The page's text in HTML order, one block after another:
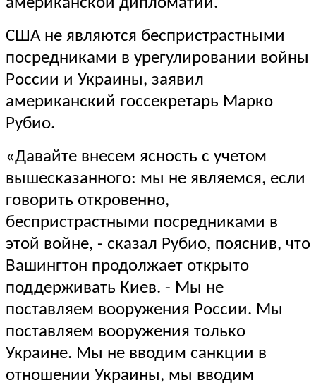
США не являются беспристрастными
посредниками в урегулировании войны
России и Украины, заявил
американский госсекретарь Марко
Рубио.
«Давайте внесем ясность с учетом
вышесказанного: мы не являемся, если
говорить откровенно,
беспристрастными посредниками в
этой войне, - сказал Рубио, пояснив, что
Вашингтон продолжает открыто
поддерживать Киев. - Мы не
поставляем вооружения России. Мы
поставляем вооружения только
Украине. Мы не вводим санкции в
отношении Украины, мы вводим